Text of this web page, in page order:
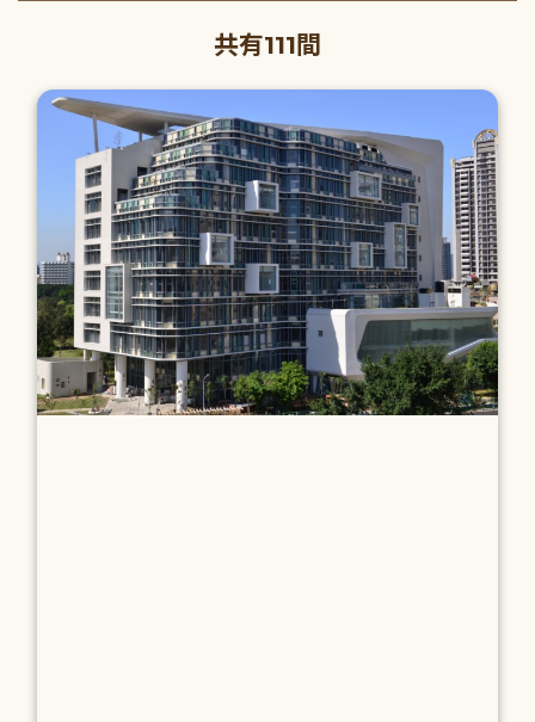
共有111間